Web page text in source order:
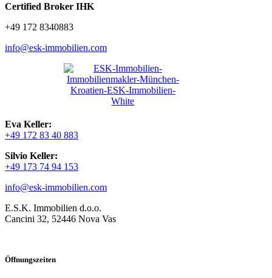
Certified Broker IHK
+49 172 8340883
info@esk-immobilien.com
Eva Keller:
+49 172 83 40 883
Silvio Keller:
+49 173 74 94 153
info@esk-immobilien.com
E.S.K. Immobilien d.o.o.
Cancini 32, 52446 Nova Vas
Öffnungszeiten